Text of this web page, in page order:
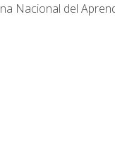
Nacional del